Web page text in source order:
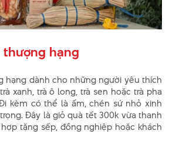
thượng hạng
hạng dành cho những người yêu thích
xanh, trà ô long, trà sen hoặc trà pha
kèm có thể là ấm, chén sứ nhỏ xinh
Đây là giỏ quà tết 300k vừa thanh
tặng sếp, đồng nghiệp hoặc khách